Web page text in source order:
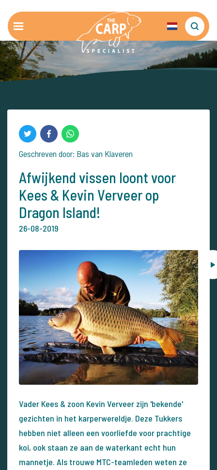
Geschreven door: Bas van Klaveren
Afwijkend vissen loont voor
Kees & Kevin Verveer op
Dragon Island!
26-08-2019
Vader Kees & zoon Kevin Verveer zijn 'bekende'
gezichten in het karperwereldje. Deze Tukkers
hebben niet alleen een voorliefde voor prachtige
koi, ook staan ze aan de waterkant echt hun
mannetje. Als trouwe MTC-teamleden weten ze